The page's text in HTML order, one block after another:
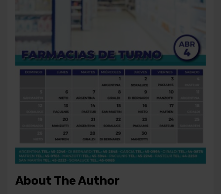
About The Author